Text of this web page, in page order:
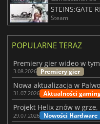
STEINS;GATE
Steam
POPULARNE TERAZ
3.08.2026 Premiery gier
31.07.2026 Aktualności
29.07.2026 Nowości Hardware